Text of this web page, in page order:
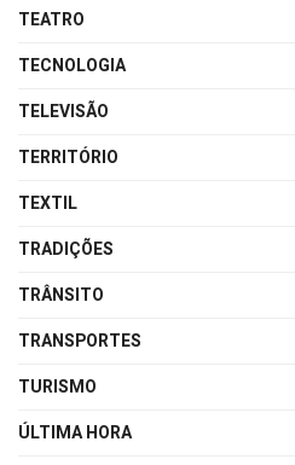
TEATRO
TECNOLOGIA
TELEVISÃO
TERRITÓRIO
TEXTIL
TRADIÇÕES
TRÂNSITO
TRANSPORTES
TURISMO
ÚLTIMA HORA